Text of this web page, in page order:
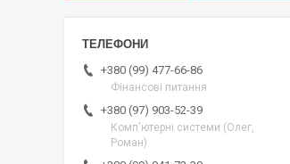
+380 (99) 477-66-86
Фінансові питання
+380 (97) 903-52-39
Комп'ютерні системи (Олег,
Роман)